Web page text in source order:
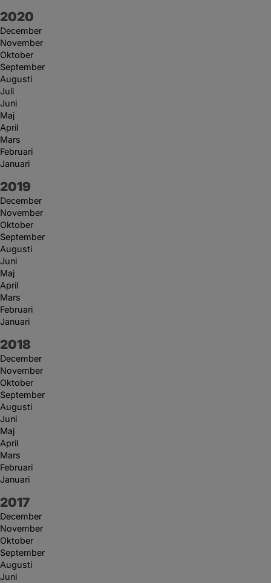
År:
2020
December
November
Oktober
September
Augusti
Juli
Juni
Maj
April
Mars
Februari
Januari
År:
2019
December
November
Oktober
September
Augusti
Juni
Maj
April
Mars
Februari
Januari
År:
2018
December
November
Oktober
September
Augusti
Juni
Maj
April
Mars
Februari
Januari
År:
2017
December
November
Oktober
September
Augusti
Juni